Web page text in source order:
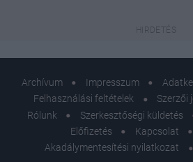
Archívum Impresszum
Felhasználási feltételek
Szerzői
Rólunk
Szerkesztőségi küldetés
Előfizetés
Kapcsolat
Akadálymentesítési nyilatkozat